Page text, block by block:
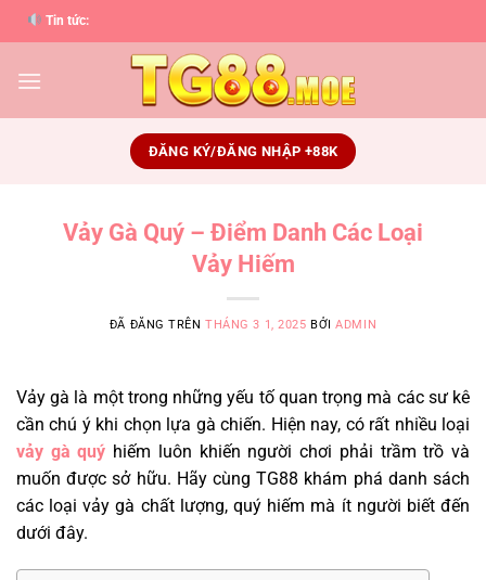
Chuyển
đến
dung
Tin tức:
ĐĂNG KÝ/ĐĂNG NHẬP +88K
Vảy Gà Quý – Điểm Danh Các Loại
Vảy Hiếm
ĐÃ ĐĂNG TRÊNTHÁNG 3 1, 2025 BỞIADMIN
Vảy gà là một trong những yếu tố quan trọng mà các sư kê
cần chú ý khi chọn lựa gà chiến. Hiện nay, có rất nhiều loại
vảy gà quý hiếm luôn khiến người chơi phải trầm trồ và
muốn được sở hữu. Hãy cùng TG88 khám phá danh sách
các loại vảy gà chất lượng, quý hiếm mà ít người biết đến
dưới đây.